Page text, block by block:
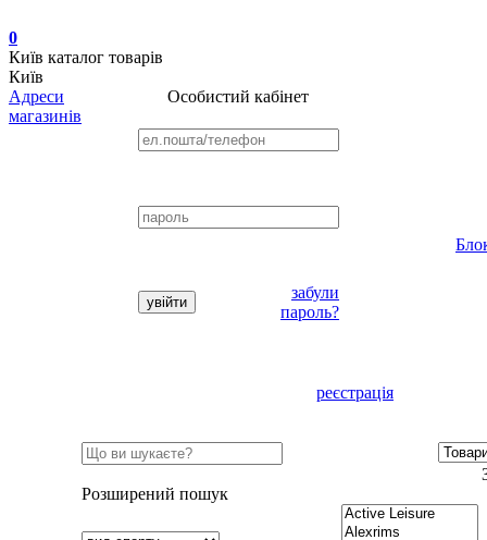
0
Київ каталог товарів
Київ
Адреси
магазинів
Особистий кабінет
забули
пароль?
реєстрація
Розширений пошук